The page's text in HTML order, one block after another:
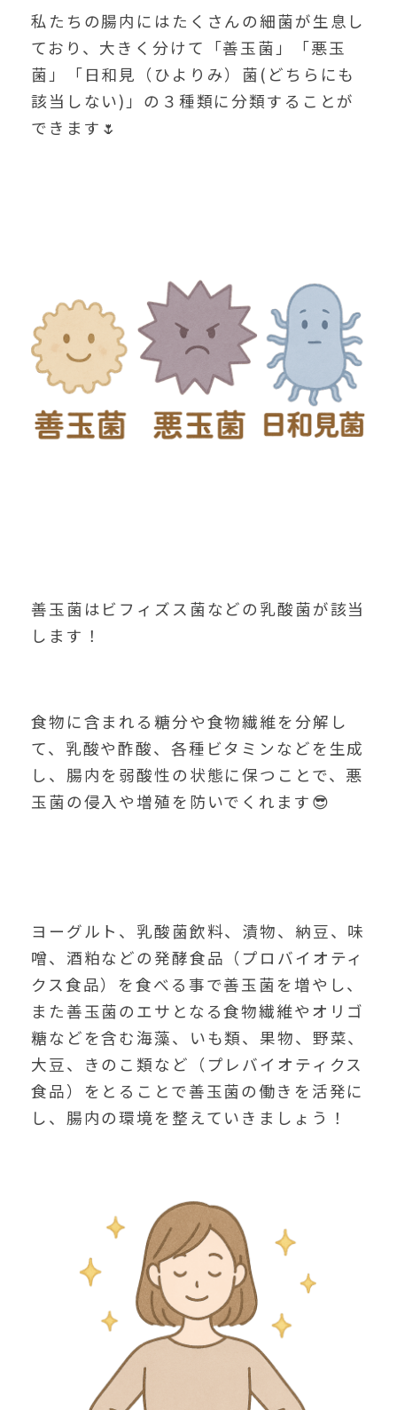
私たちの腸内にはたくさんの細菌が生息し
ており、大きく分けて「善玉菌」「悪玉
菌」「日和見（ひよりみ）菌(どちらにも
該当しない)」の３種類に分類することが
できます🌷
善玉菌はビフィズス菌などの乳酸菌が該当
します！
食物に含まれる糖分や食物繊維を分解し
て、乳酸や酢酸、各種ビタミンなどを生成
し、腸内を弱酸性の状態に保つことで、悪
玉菌の侵入や増殖を防いでくれます😎
ヨーグルト、乳酸菌飲料、漬物、納豆、味
噌、酒粕などの発酵食品（プロバイオティ
クス食品）を食べる事で善玉菌を増やし、
また善玉菌のエサとなる食物繊維やオリゴ
糖などを含む海藻、いも類、果物、野菜、
大豆、きのこ類など（プレバイオティクス
食品）をとることで善玉菌の働きを活発に
し、腸内の環境を整えていきましょう！